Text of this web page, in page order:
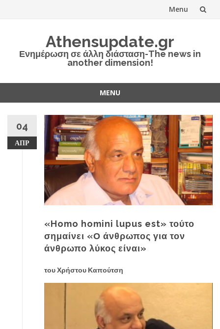
Menu
Athensupdate.gr
Ενημέρωση σε άλλη διάσταση-The news in
another dimension!
MENU
content
04
ΑΠΡ
«Homo homini lupus est» τούτο
σημαίνει «Ο άνθρωπος για τον
άνθρωπο λύκος είναι»
του Χρήστου Καπούτση